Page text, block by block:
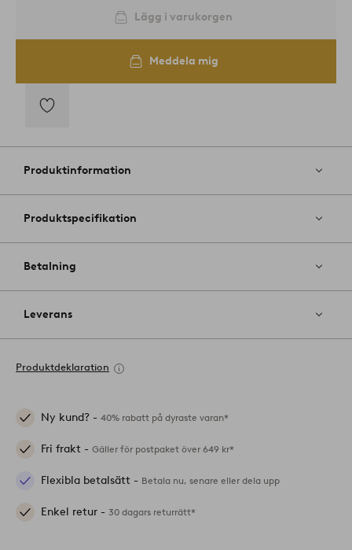
Lägg i varukorgen
Meddela mig
till
i
favoriter
Produktinformation
Produktspecifikation
Betalning
Leverans
Produktdeklaration
Ny kund? - 40% rabatt på dyraste varan*
Fri frakt - Gäller för postpaket över 649 kr*
Flexibla betalsätt - Betala nu, senare eller dela upp
Enkel retur - 30 dagars returrätt*